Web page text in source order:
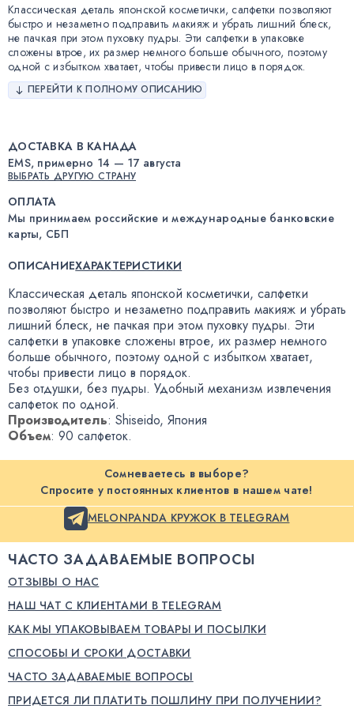
Классическая деталь японской косметички, салфетки позволяют
быстро и незаметно подправить макияж и убрать лишний блеск,
не пачкая при этом пуховку пудры. Эти салфетки в упаковке
сложены втрое, их размер немного больше обычного, поэтому
одной с избытком хватает, чтобы привести лицо в порядок.
ПЕРЕЙТИ К ПОЛНОМУ ОПИСАНИЮ
ДОСТАВКА В КАНАДА
EMS, примерно 14 — 17 августа
ВЫБРАТЬ ДРУГУЮ СТРАНУ
ОПЛАТА
Мы принимаем российские и международные банковские
карты, СБП
ОПИСАНИЕХАРАКТЕРИСТИКИ
Классическая деталь японской косметички, салфетки
позволяют быстро и незаметно подправить макияж и убрать
лишний блеск, не пачкая при этом пуховку пудры. Эти
салфетки в упаковке сложены втрое, их размер немного
больше обычного, поэтому одной с избытком хватает,
чтобы привести лицо в порядок.
Без отдушки, без пудры. Удобный механизм извлечения
салфеток по одной.
Производитель: Shiseido, Япония
Объем: 90 салфеток.
Сомневаетесь в выборе?
Спросите у постоянных клиентов в нашем чате!
MELONPANDA КРУЖОК В TELEGRAM
ЧАСТО ЗАДАВАЕМЫЕ ВОПРОСЫ
ОТЗЫВЫ О НАС
НАШ ЧАТ С КЛИЕНТАМИ В TELEGRAM
КАК МЫ УПАКОВЫВАЕМ ТОВАРЫ И ПОСЫЛКИ
СПОСОБЫ И СРОКИ ДОСТАВКИ
ЧАСТО ЗАДАВАЕМЫЕ ВОПРОСЫ
ПРИДЕТСЯ ЛИ ПЛАТИТЬ ПОШЛИНУ ПРИ ПОЛУЧЕНИИ?